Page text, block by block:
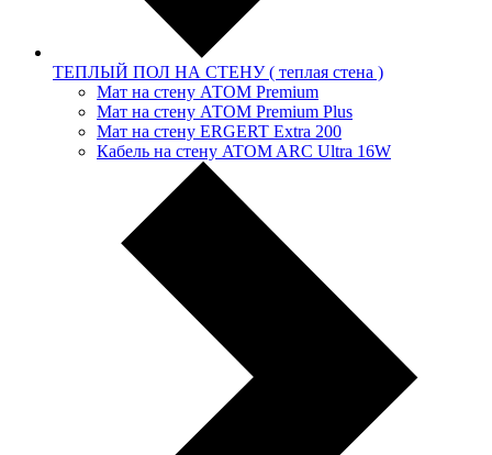
ТЕПЛЫЙ ПОЛ НА СТЕНУ ( теплая стена )
Мат на стену АТОМ Premium
Мат на стену АТОМ Premium Plus
Мат на стену ERGERT Extra 200
Кабель на стену ATOM ARC Ultra 16W